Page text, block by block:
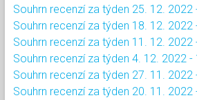
Souhrn recenzí za týden 25. 12. 2022 -
Souhrn recenzí za týden 18. 12. 2022 -
Souhrn recenzí za týden 11. 12. 2022 -
Souhrn recenzí za týden 4. 12. 2022 -
Souhrn recenzí za týden 27. 11. 2022 -
Souhrn recenzí za týden 20. 11. 2022 -